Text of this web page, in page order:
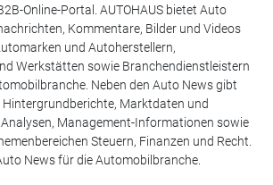
Online-Portal. AUTOHAUS bietet Auto
Kommentare, Bilder und Videos
und Autoherstellern,
Werkstätten sowie Branchendienstleistern
Neben den Auto News gibt
Marktdaten und
Management-Informationen sowie
Steuern, Finanzen und Recht.
News für die Automobilbranche.